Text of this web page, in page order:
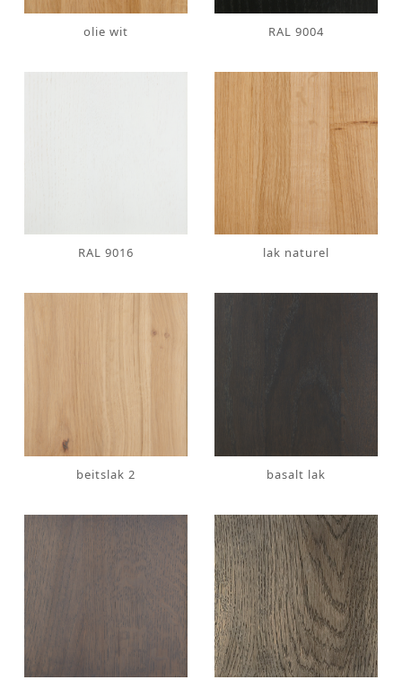
olie wit RAL 9004
RAL 9016 lak naturel
beitslak 2 basalt lak